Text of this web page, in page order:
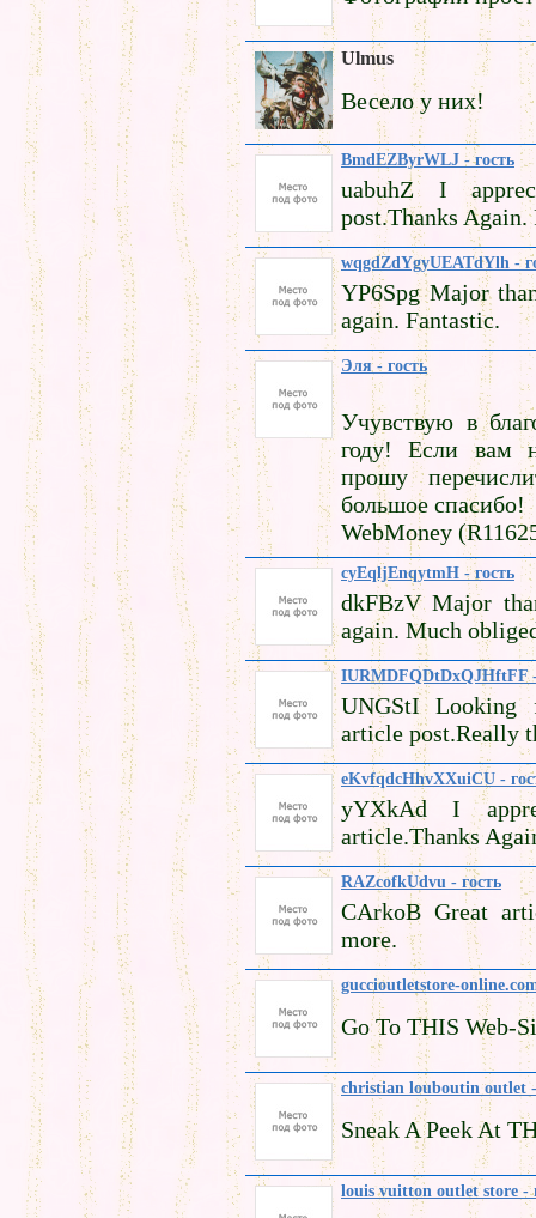
Ulmus
Весело у них!
BmdEZByrWLJ - гость
uabuhZ I
post.Thanks
wqgdZdYgyUEATdYlh -
YP6Spg Major
again. Fantastic.
Эля - гость
Учувствую в
году! Если вам
прошу
большое спасибо!
WebMoney
cyEqljEnqytmH - гость
dkFBzV Major
again. Much
IURMDFQDtDxQJHftFF -
UNGStI Looking
article post.Really
eKvfqdcHhvXXuiCU -
yYXkAd I
article.Thanks
RAZcofkUdvu - гость
CArkoB Great
more.
guccioutletstore-
Go To THIS Web-
christian louboutin outlet -
Sneak A Peek At
louis vuitton outlet store -